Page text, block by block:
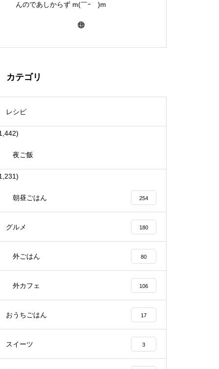
んのであしからず m(￣ｰ￣)m
カテゴリ
レシピ
夜ご飯
朝昼ごはん 254
グルメ 180
外ごはん 80
外カフェ 106
おうちごはん 17
スイーツ 3